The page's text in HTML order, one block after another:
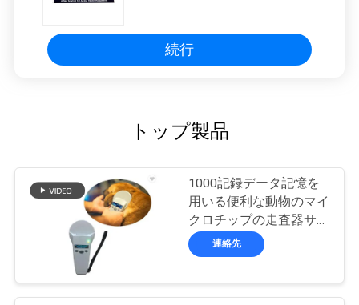
続行
トップ製品
1000記録データ記憶を
用いる便利な動物のマイ
クロチップの走査器サポ
ートUSB
連絡先